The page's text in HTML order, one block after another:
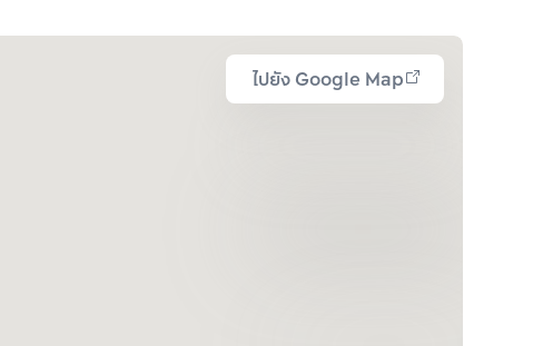
ไปยัง Google Map